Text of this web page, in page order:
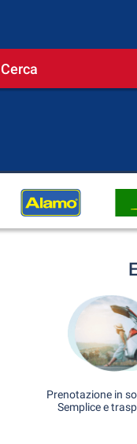
Cerca
Prenotazione in
Semplice e